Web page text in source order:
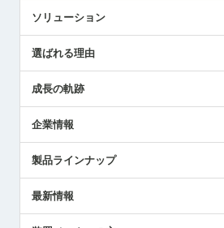
ソリューション
解決策提案
選ばれる理由
成長の軌跡
企業情報
ごあいさつ
受賞履歴
製品ラインナップ
ツールセッタ製品
最新情報